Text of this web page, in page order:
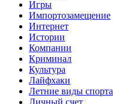
Игры
Импортозамещение
Интернет
Истории
Компании
Криминал
Культура
Лайфхаки
Летние виды спорта
Личный счет